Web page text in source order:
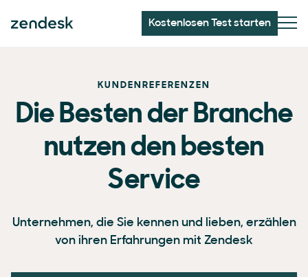
Kostenlosen Test starten
KUNDENREFERENZEN
Die Besten der Branche
nutzen den besten
Service
Unternehmen, die Sie kennen und lieben, erzählen
von ihren Erfahrungen mit Zendesk